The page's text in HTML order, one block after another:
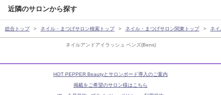
ネイルアンドアイラッシュ ベンズ(Bens)
近隣のサロンから探す
総合トップ ネイル・まつげサロン検索トップ ネイル・まつげサロン関東トップ ネ
HOT PEPPER Beautyとサロンボード導入のご案内
掲載をご希望のサロン様はこちら